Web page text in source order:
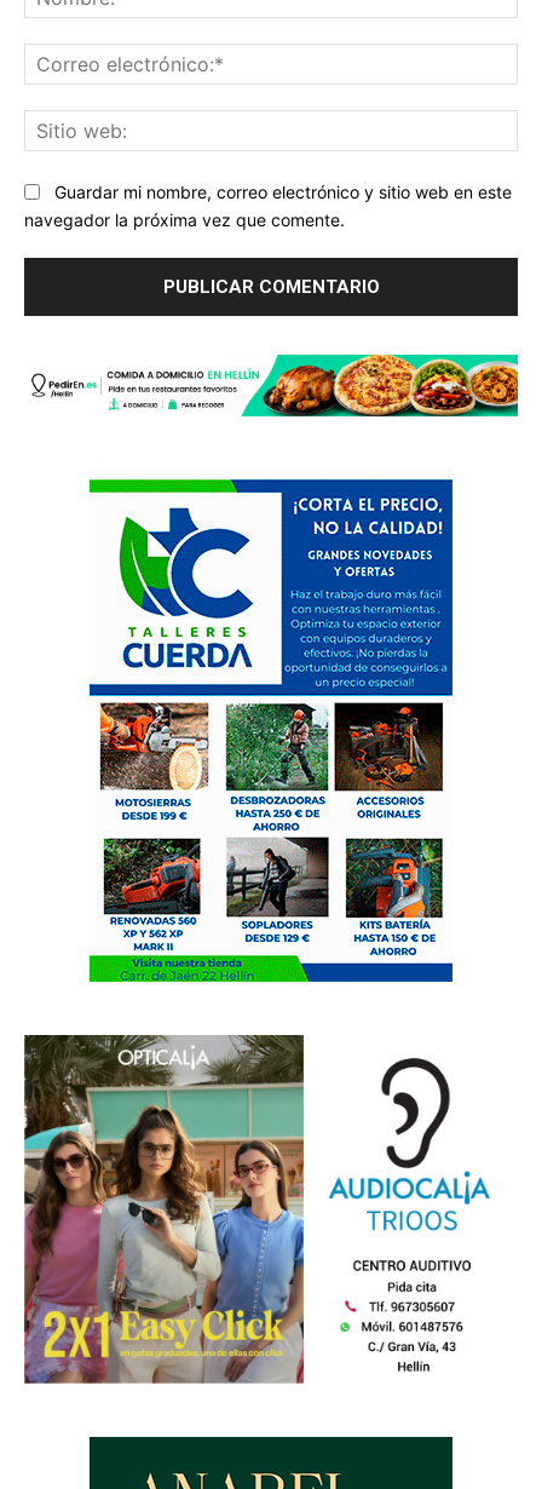
Guardar mi nombre, correo electrónico y sitio web en este
navegador la próxima vez que comente.